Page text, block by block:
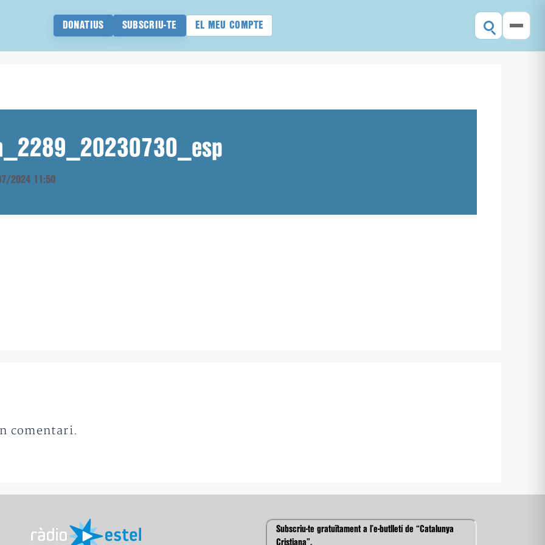
DONATIUS SUBSCRIU-TE EL MEU COMPTE
2024 11:50
comentari.
Subscriu-te gratuïtament a l’e-butlletí de “Catalunya
Cristiana”.